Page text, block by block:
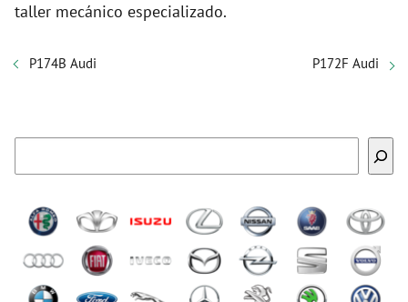
taller mecánico especializado.
P174B Audi P172F Audi